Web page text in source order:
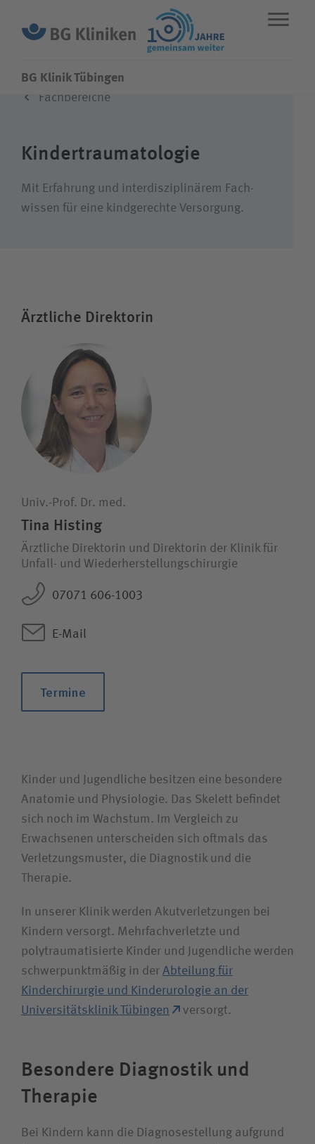
Leistungen
Wie können wir Ihnen helfen?
Suchwert
Ich bin
Patientin / Patient
Besucherin / Besucher
Unfallversicherungsträger
Zuweiserin / Zuweiser
Journalistin / Journalist
BG Klinik Tübingen
Fachbereiche
Kinder­traumatologie
Mit Erfahrung und inter­disziplinärem Fach­
wissen für eine kind­gerechte Versorgung.
Ärztliche Direktorin
Univ.-Prof. Dr. med.
Tina Histing
Ärztliche Direktorin und Direktorin der Klinik für
Unfall- und Wieder­herstellungs­chirurgie
07071 606-1003
E-Mail
Termine
Kinder und Jugendliche besitzen eine besondere
Anatomie und Physiologie. Das Skelett befindet
sich noch im Wachstum. Im Vergleich zu
Erwachsenen unterscheiden sich oftmals das
Verletzungs­muster, die Diagnostik und die
Therapie.
In unserer Klinik werden Akut­verletzungen bei
Kindern versorgt. Mehrfach­verletzte und
polytraumatisierte Kinder und Jugendliche werden
schwerpunktmäßig in der Abteilung für
Kinderchirurgie und Kinderurologie an der
Universitätsklinik Tübingen
versorgt.
Besondere Diagnostik und
Therapie
Bei Kindern kann die Diagnosestellung aufgrund